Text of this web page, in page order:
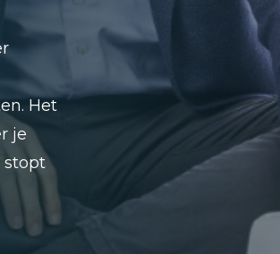
Het
je
stopt